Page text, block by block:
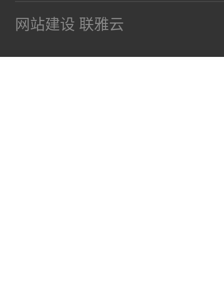
网站建设 联雅云